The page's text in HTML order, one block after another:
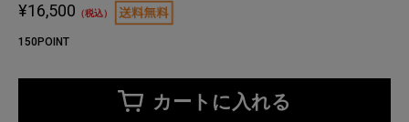
¥16,500 （税込）
150POINT
カートに入れる